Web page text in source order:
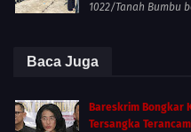
1022/Tanah Bumbu
Baca Juga
Bareskrim Bongkar
Tersangka